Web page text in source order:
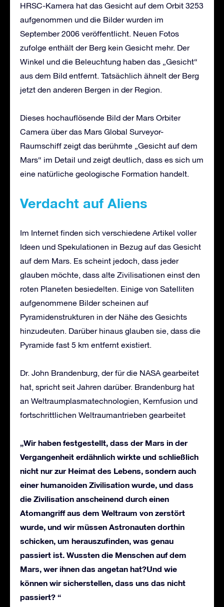
HRSC-Kamera hat das Gesicht auf dem Orbit 3253
aufgenommen und die Bilder wurden im
September 2006 veröffentlicht. Neuen Fotos
zufolge enthält der Berg kein Gesicht mehr. Der
Winkel und die Beleuchtung haben das „Gesicht“
aus dem Bild entfernt. Tatsächlich ähnelt der Berg
jetzt den anderen Bergen in der Region.
Dieses hochauflösende Bild der Mars Orbiter
Camera über das Mars Global Surveyor-
Raumschiff zeigt das berühmte „Gesicht auf dem
Mars“ im Detail und zeigt deutlich, dass es sich um
eine natürliche geologische Formation handelt.
Verdacht auf Aliens
Im Internet finden sich verschiedene Artikel voller
Ideen und Spekulationen in Bezug auf das Gesicht
auf dem Mars. Es scheint jedoch, dass jeder
glauben möchte, dass alte Zivilisationen einst den
roten Planeten besiedelten. Einige von Satelliten
aufgenommene Bilder scheinen auf
Pyramidenstrukturen in der Nähe des Gesichts
hinzudeuten. Darüber hinaus glauben sie, dass die
Pyramide fast 5 km entfernt existiert.
Dr. John Brandenburg, der für die NASA gearbeitet
hat, spricht seit Jahren darüber. Brandenburg hat
an Weltraumplasmatechnologien, Kernfusion und
fortschrittlichen Weltraumantrieben gearbeitet
„Wir haben festgestellt, dass der Mars in der
Vergangenheit erdähnlich wirkte und schließlich
nicht nur zur Heimat des Lebens, sondern auch
einer humanoiden Zivilisation wurde, und dass
die Zivilisation anscheinend durch einen
Atomangriffaus dem Weltraum von zerstört
wurde, und wir müssen Astronauten dorthin
schicken, um herauszufinden, was genau
passiert ist. Wussten die Menschen auf dem
Mars, wer ihnen das angetan hat?Und wie
können wir sicherstellen, dass uns das nicht
passiert? “